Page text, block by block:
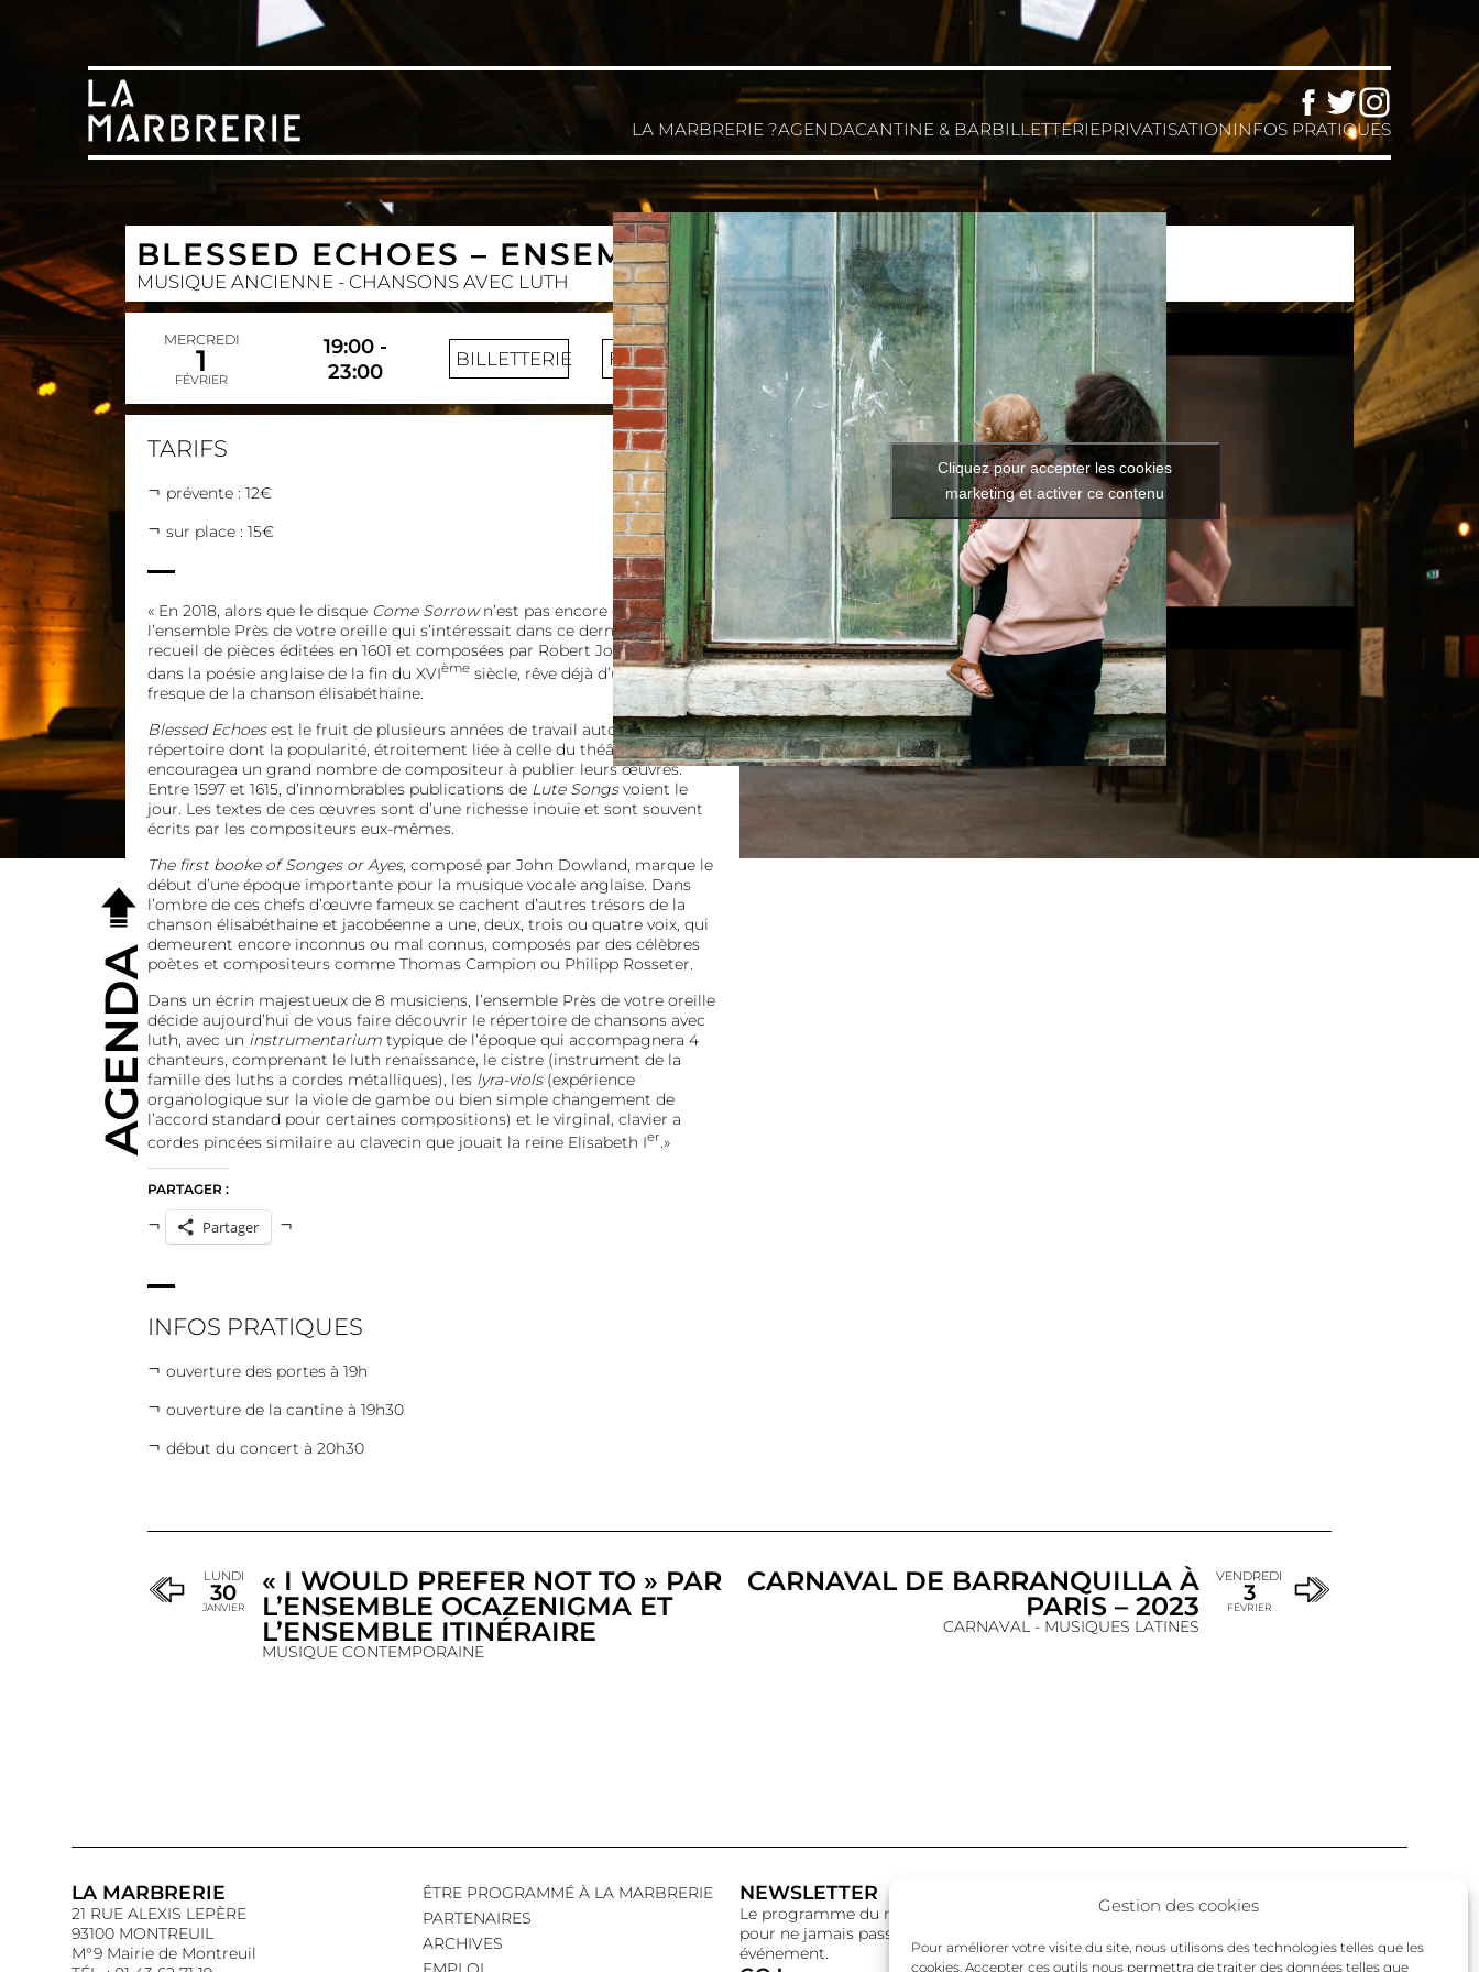
Gestion des cookies
Pour améliorer votre visite du site, nous utilisons des technologies telles que les
cookies. Accepter ces outils nous permettra de traiter des données telles que
Facebook
TwitterInstagram
LA MARBRERIE ?AGENDACANTINE & BARBILLETTERIEPRIVATISATIONINFOS PRATIQUES
BLESSED ECHOES – ENSEMBLE PRÈS DE VOTRE OREILLE
MUSIQUE ANCIENNE - CHANSONS AVEC LUTH
MERCREDI
1
FÉVRIER
19:00 -
23:00
BILLETTERIE FACEBOOK
TARIFS
prévente : 12€
sur place : 15€
« En 2018, alors que le disque Come Sorrown’est pas encore enregistré,
l’ensemble Près de votre oreille qui s’intéressait dans ce dernier à un
recueil de pièces éditées en 1601 et composées par Robert Jones, baigné
dans la poésie anglaise de la fin du XVIèmesiècle, rêve déjà d’une immense
fresque de la chanson élisabéthaine.
Blessed Echoesest le fruit de plusieurs années de travail autour d’un
répertoire dont la popularité, étroitement liée à celle du théâtre,
encouragea un grand nombre de compositeur à publier leurs œuvres.
Entre 1597 et 1615, d’innombrables publications de Lute Songsvoient le
jour. Les textes de ces œuvres sont d’une richesse inouïe et sont souvent
écrits par les compositeurs eux-mêmes.
The first booke of Songes or Ayes, composé par John Dowland, marque le
début d’une époque importante pour la musique vocale anglaise. Dans
l’ombre de ces chefs d’œuvre fameux se cachent d’autres trésors de la
chanson élisabéthaine et jacobéenne a une, deux, trois ou quatre voix, qui
demeurent encore inconnus ou mal connus, composés par des célèbres
poètes et compositeurs comme Thomas Campion ou Philipp Rosseter.
Dans un écrin majestueux de 8 musiciens, l’ensemble Près de votre oreille
décide aujourd’hui de vous faire découvrir le répertoire de chansons avec
luth, avec un instrumentarium typique de l’époque qui accompagnera 4
chanteurs, comprenant le luth renaissance, le cistre (instrument de la
famille des luths a cordes métalliques), les lyra-viols(expérience
organologique sur la viole de gambe ou bien simple changement de
l’accord standard pour certaines compositions) et le virginal, clavier a
cordes pincées similaire au clavecin que jouait la reine Elisabeth Ier .»
PARTAGER :
Partager
INFOS PRATIQUES
ouverture des portes à 19h
ouverture de la cantine à 19h30
début du concert à 20h30
Cliquez pour accepter les cookies
marketing et activer ce contenu
LUNDI
30
JANVIER
« I WOULD PREFER NOT TO » PAR
L’ENSEMBLE OCAZENIGMA ET
L’ENSEMBLE ITINÉRAIRE
MUSIQUE CONTEMPORAINE
CARNAVAL DE BARRANQUILLA À
PARIS – 2023
CARNAVAL - MUSIQUES LATINES
VENDREDI
3
FÉVRIER
AGENDA
LA MARBRERIE
21 RUE ALEXIS LEPÈRE
93100 MONTREUIL
M°9 Mairie de Montreuil
ÊTRE PROGRAMMÉ À LA MARBRERIE
PARTENAIRES
ARCHIVES
NEWSLETTER
Le programme du mois,
pour ne jamais passer à côté d’un
événement.
Instagram